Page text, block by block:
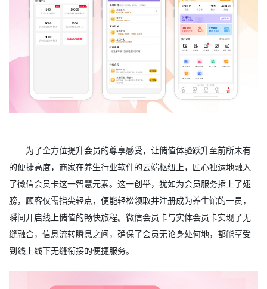
为了全方位提升会员的尊享感受，让储值体验跃升至前所未有
的便捷高度，商家在养生行业软件的云端枢纽上，匠心独运地融入
了微信会员卡这一智慧元素。这一创举，犹如为会员服务插上了翅
膀，顾客仅需指尖轻点，便能轻松领取并注册成为养生馆的一员，
瞬间开启线上储值的畅快旅程。微信会员卡与实体会员卡实现了无
缝融合，信息流转瞬息之间，确保了会员无论身处何地，都能享受
到线上线下无缝衔接的便捷服务。